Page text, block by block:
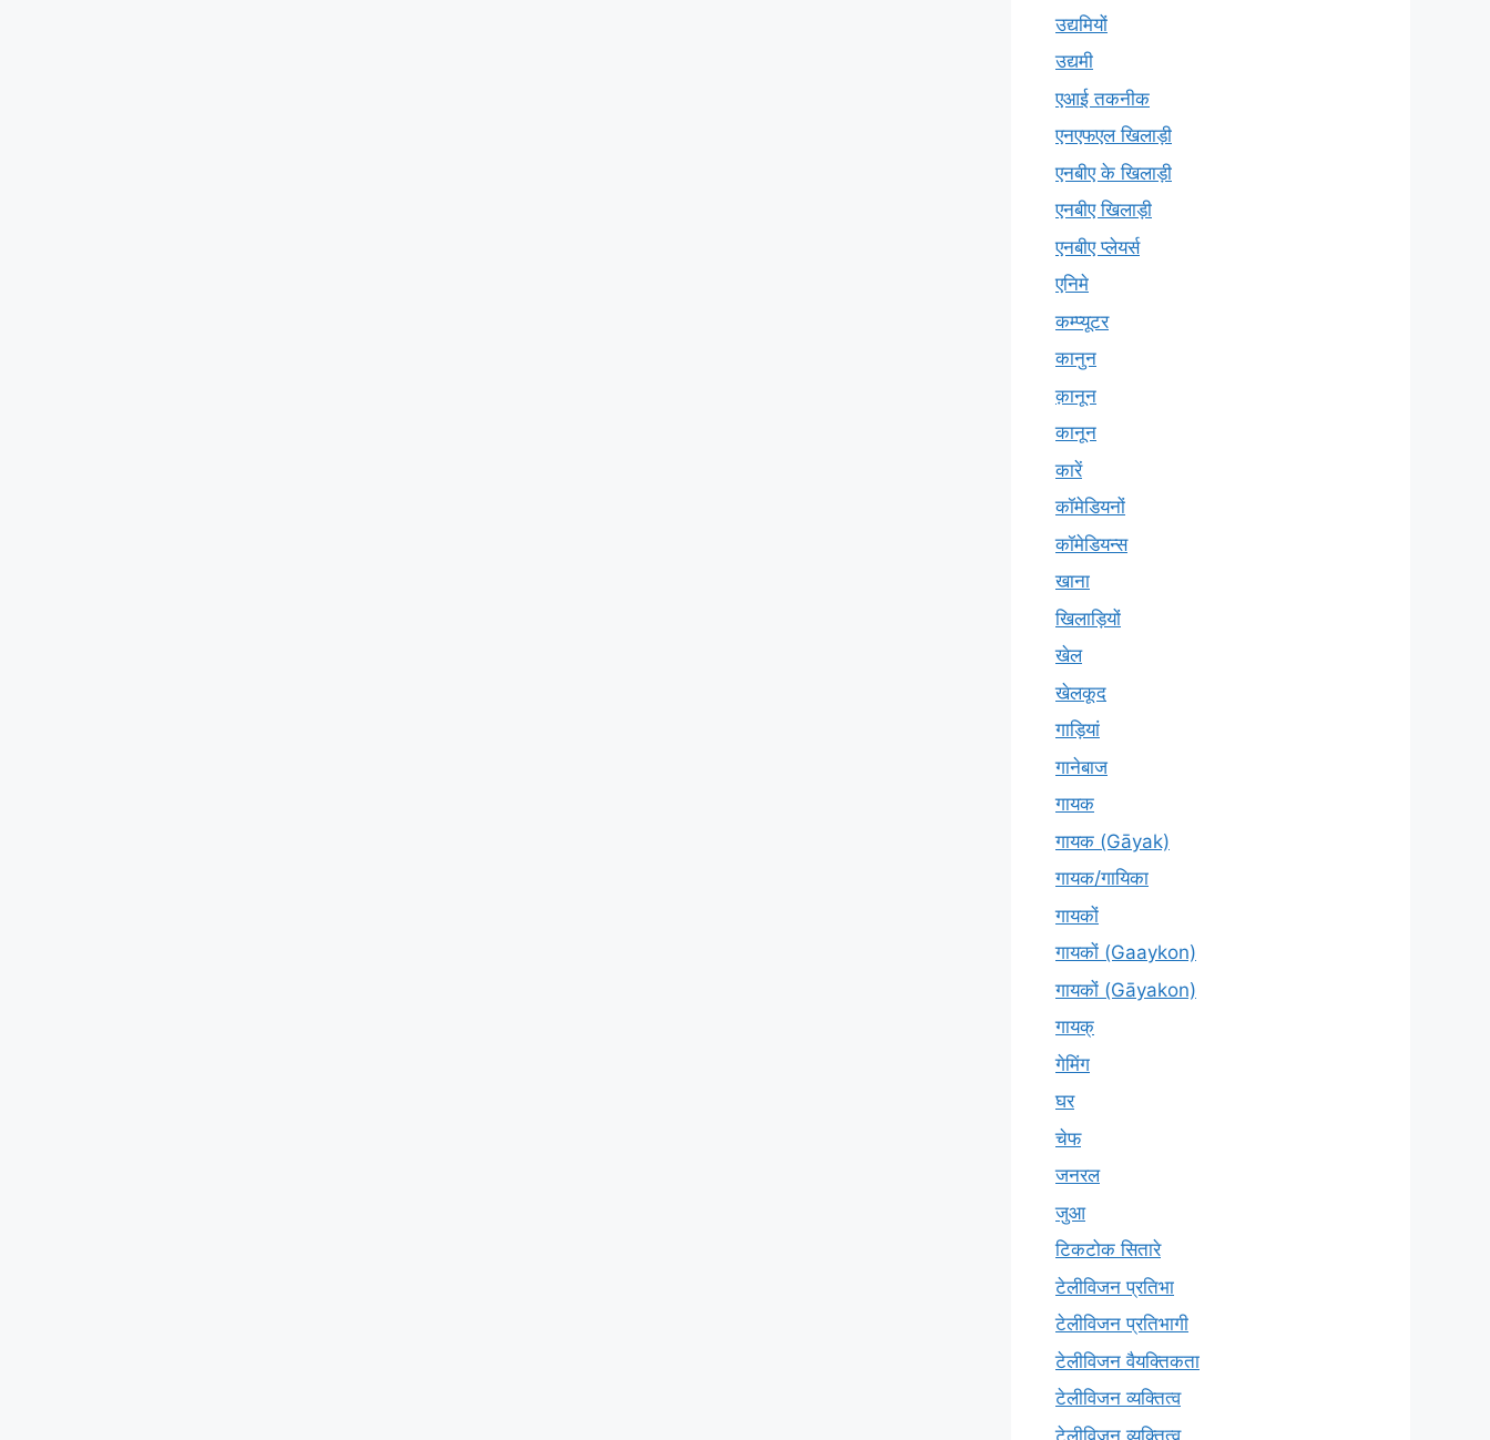
उद्यमियों
उद्यमी
एआई तकनीक
एनएफएल खिलाड़ी
एनबीए के खिलाड़ी
एनबीए खिलाड़ी
एनबीए प्लेयर्स
एनिमे
कम्प्यूटर
कानुन
क़ानून
कानून
कारें
कॉमेडियनों
कॉमेडियन्स
खाना
खिलाड़ियों
खेल
खेलकूद
गाड़ियां
गानेबाज
गायक
गायक (Gāyak)
गायक/गायिका
गायकों
गायकों (Gaaykon)
गायकों (Gāyakon)
गायक्
गेमिंग
घर
चेफ
जनरल
जुआ
टिकटोक सितारे
टेलीविजन प्रतिभा
टेलीविजन प्रतिभागी
टेलीविजन वैयक्तिकता
टेलीविजन व्यक्तित्व
टेलीविज़न व्यक्तित्व